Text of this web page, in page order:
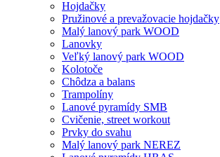
Hojdačky
Pružinové a prevažovacie hojdačky
Malý lanový park WOOD
Lanovky
Veľký lanový park WOOD
Kolotoče
Chôdza a balans
Trampolíny
Lanové pyramídy SMB
Cvičenie, street workout
Prvky do svahu
Malý lanový park NEREZ